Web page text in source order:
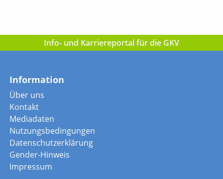
Info- und Karriereportal für die GKV
Information
Über uns
Kontakt
Mediadaten
Nutzungsbedingungen
Datenschutzerklärung
Gender-Hinweis
Impressum